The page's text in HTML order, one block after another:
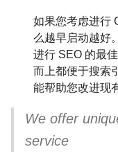
如果您考虑进行
么越早启动越好
进行 SEO 的最
而上都便于搜索
能帮助您改进现
We offer
service